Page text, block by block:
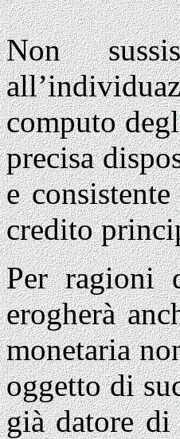
Non
computo
precisa
e
credito
Per ragioni
erogherà
monetaria
oggetto di
già datore di